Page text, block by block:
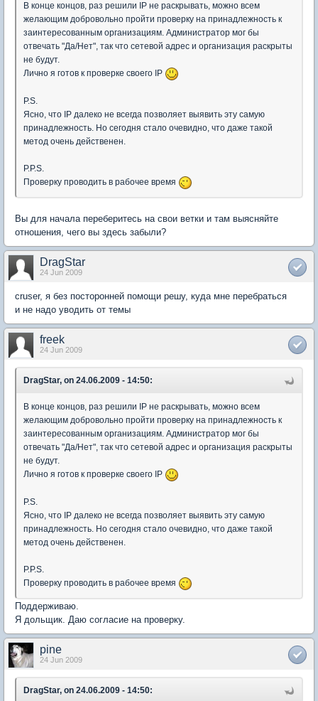
В конце концов, раз решили IP не раскрывать, можно всем
желающим добровольно пройти проверку на принадлежность к
заинтересованным организациям. Администратор мог бы
отвечать "Да/Нет", так что сетевой адрес и организация раскрыты
не будут.
Лично я готов к проверке своего IP
P.S.
Ясно, что IP далеко не всегда позволяет выявить эту самую
принадлежность. Но сегодня стало очевидно, что даже такой
метод очень действенен.
P.P.S.
Проверку проводить в рабочее время
Вы для начала переберитесь на свои ветки и там выясняйте
отношения, чего вы здесь забыли?
DragStar
24 Jun 2009
cruser, я без посторонней помощи решу, куда мне перебраться
и не надо уводить от темы
freek
24 Jun 2009
DragStar, on 24.06.2009 - 14:50:
В конце концов, раз решили IP не раскрывать, можно всем
желающим добровольно пройти проверку на принадлежность к
заинтересованным организациям. Администратор мог бы
отвечать "Да/Нет", так что сетевой адрес и организация раскрыты
не будут.
Лично я готов к проверке своего IP
P.S.
Ясно, что IP далеко не всегда позволяет выявить эту самую
принадлежность. Но сегодня стало очевидно, что даже такой
метод очень действенен.
P.P.S.
Проверку проводить в рабочее время
Поддерживаю.
Я дольщик. Даю согласие на проверку.
pine
24 Jun 2009
DragStar, on 24.06.2009 - 14:50: